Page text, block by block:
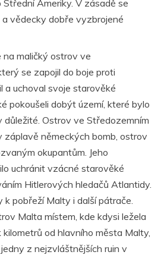
Ameriky. V zásadě se
vědecky dobře vyzbrojené
maličký ostrov ve
se zapojil do boje proti
a uchoval svoje starověké
pokoušeli dobýt území, které bylo
důležité. Ostrov ve Středozemním
záplavě německých bomb, ostrov
okupantům. Jeho
uchránit vzácné starověké
Hitlerových hledačů Atlantidy.
k pobřeží Malty i další pátrače.
Malta místem, kde kdysi ležela
kilometrů od hlavního města Malty,
z nejzvláštnějších ruin v